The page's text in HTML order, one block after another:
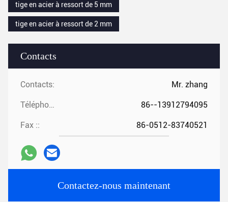
Contacts
Contacts: Mr. zhang
Téléphone :: 86--13912794095
Fax :: 86-0512-83740521
Contactez-nous maintenant
tige en acier à ressort de 5 mm
tige en acier à ressort de 2 mm